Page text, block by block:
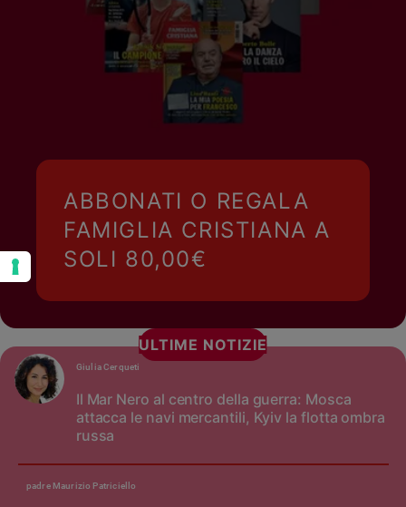
ABBONATI O REGALA
FAMIGLIA CRISTIANA A
SOLI 80,00€
ULTIME NOTIZIE
Il Mar Nero al centro della guerra: Mosca
attacca le navi mercantili, Kyiv la flotta ombra
russa
Giulia Cerqueti
padre Maurizio Patriciello